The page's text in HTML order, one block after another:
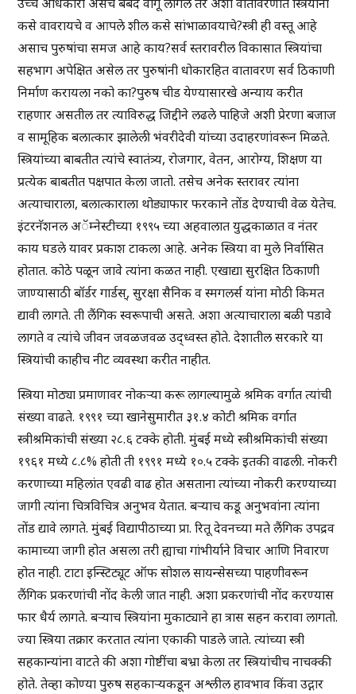
कसे वावरायचे व आपले शील कसे सांभाळावयाचे?स्त्री ही वस्तू आहे
असाच पुरुषांचा समज आहे काय?सर्व स्तरावरील विकासात स्त्रियांचा
सहभाग अपेक्षित असेल तर पुरुषांनी धोकारहित वातावरण सर्व ठिकाणी
निर्माण करायला नको का?पुरुष चीड येण्यासारखे अन्याय करीत
राहणार असतील तर त्याविरुद्ध जिद्दीने लढले पाहिजे अशी प्रेरणा बजाज
व सामूहिक बलात्कार झालेली भंवरीदेवी यांच्या उदाहरणांवरून मिळते.
स्त्रियांच्या बाबतीत त्यांचे स्वातंत्र्य, रोजगार, वेतन, आरोग्य, शिक्षण या
प्रत्येक बाबतीत पक्षपात केला जातो. तसेच अनेक स्तरावर त्यांना
अत्याचाराला, बलात्काराला थोड्याफार फरकाने तोंड देण्याची वेळ येतेच.
इंटरनॅशनल अॅम्नेस्टीच्या १९९५ च्या अहवालात युद्धकाळात व नंतर
काय घडले यावर प्रकाश टाकला आहे. अनेक स्त्रिया वा मुले निर्वासित
होतात. कोठे पळून जावे त्यांना कळत नाही. एखाद्या सुरक्षित ठिकाणी
जाण्यासाठी बॉर्डर गार्डस्, सुरक्षा सैनिक व स्मगलर्स यांना मोठी किमत
द्यावी लागते. ती लैंगिक स्वरूपाची असते. अशा अत्याचाराला बळी पडावे
लागते व त्यांचे जीवन जवळजवळ उद्ध्वस्त होते. देशातील सरकारे या
स्त्रियांची काहीच नीट व्यवस्था करीत नाहीत.
स्त्रिया मोठ्या प्रमाणावर नोकर्‍या करू लागल्यामुळे श्रमिक वर्गात त्यांची
संख्या वाढते. १९९१ च्या खानेसुमारीत ३१.४ कोटी श्रमिक वर्गात
स्त्रीश्रमिकांची संख्या २८.६ टक्के होती. मुंबई मध्ये स्त्रीश्रमिकांची संख्या
१९६१ मध्ये ८.८% होती ती १९९१ मध्ये १०.५ टक्के इतकी वाढली. नोकरी
करणाच्या महिलांत एवढी वाढ होत असताना त्यांच्या नोकरी करण्याच्या
जागी त्यांना चित्रविचित्र अनुभव येतात. बर्‍याच कडू अनुभवांना त्यांना
तोंड द्यावे लागते. मुंबई विद्यापीठाच्या प्रा. रितू देवनच्या मते लैंगिक उपद्रव
कामाच्या जागी होत असला तरी ह्याचा गांभीर्याने विचार आणि निवारण
होत नाही. टाटा इन्स्टिट्यूट ऑफ सोशल सायन्सेसच्या पाहणीवरून
लैंगिक प्रकरणांची नोंद केली जात नाही. अशा प्रकरणांची नोंद करण्यास
फार धैर्य लागते. बर्‍याच स्त्रियांना मुकाट्याने हा त्रास सहन करावा लागतो.
ज्या स्त्रिया तक्रार करतात त्यांना एकाकी पाडले जाते. त्यांच्या स्त्री
सहकान्यांना वाटते की अशा गोष्टींचा बभ्रा केला तर स्त्रियांचीच नाचक्की
होते. तेव्हा कोण्या पुरुष सहकार्‍यकडून अश्लील हावभाव किंवा उद्गार